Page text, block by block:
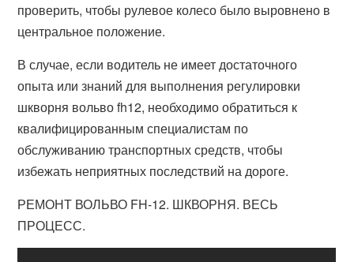
проверить, чтобы рулевое колесо было выровнено в
центральное положение.
В случае, если водитель не имеет достаточного
опыта или знаний для выполнения регулировки
шкворня вольво fh12, необходимо обратиться к
квалифицированным специалистам по
обслуживанию транспортных средств, чтобы
избежать неприятных последствий на дороге.
РЕМОНТ ВОЛЬВО FH-12. ШКВОРНЯ. ВЕСЬ
ПРОЦЕСС.